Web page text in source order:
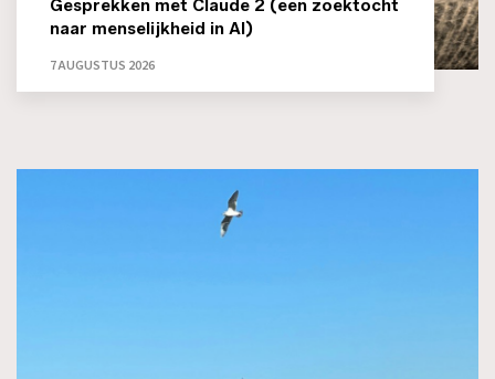
Gesprekken met Claude 2 (een zoektocht
naar menselijkheid in AI)
7 AUGUSTUS 2026